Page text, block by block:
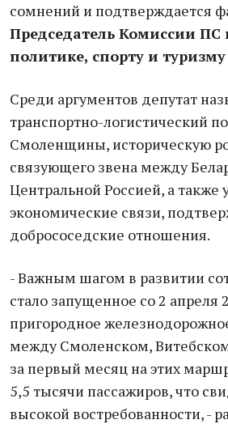
сомнений и подтверждается
Председатель Комиссии
политике, спорту и
Среди аргументов депутат
транспортно-логистический
Смоленщины, историческую
связующего звена между
Центральной Россией, а
экономические связи,
добрососедские отношения.
- Важным шагом в развитии
стало запущенное со 2 апреля
пригородное
между Смоленском,
за первый месяц на этих
5,5 тысячи пассажиров, что
высокой востребованности, -